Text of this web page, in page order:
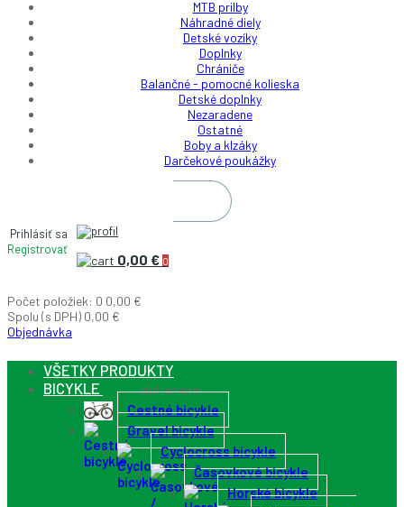
MTB prilby
Náhradné diely
Detské vozíky
Doplnky
Chrániče
Balančné - pomocné kolieska
Detské doplnky
Nezaradene
Ostatné
Boby a klzáky
Darčekové poukážky
Prihlásiť sa
Registrovať
0,00 € 0
Počet položiek: 0 0,00 €
Spolu (s DPH) 0,00 €
Objednávka
VŠETKY PRODUKTY
BICYKLE
addremove
Cestné bicykle
Gravel bicykle
Cyclocross bicykle
Časovkové bicykle
Horské bicykle